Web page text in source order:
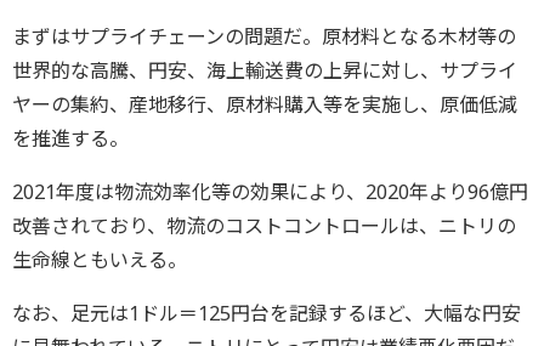
まずはサプライチェーンの問題だ。原材料となる木材等の
世界的な高騰、円安、海上輸送費の上昇に対し、サプライ
ヤーの集約、産地移行、原材料購入等を実施し、原価低減
を推進する。
2021年度は物流効率化等の効果により、2020年より96億円
改善されており、物流のコストコントロールは、ニトリの
生命線ともいえる。
なお、足元は1ドル＝125円台を記録するほど、大幅な円安